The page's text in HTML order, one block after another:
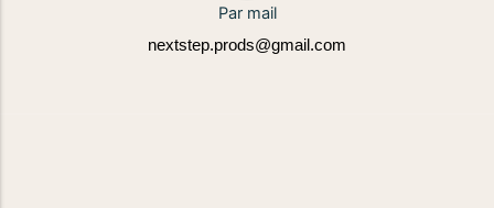
Par mail
nextstep.prods@gmail.com